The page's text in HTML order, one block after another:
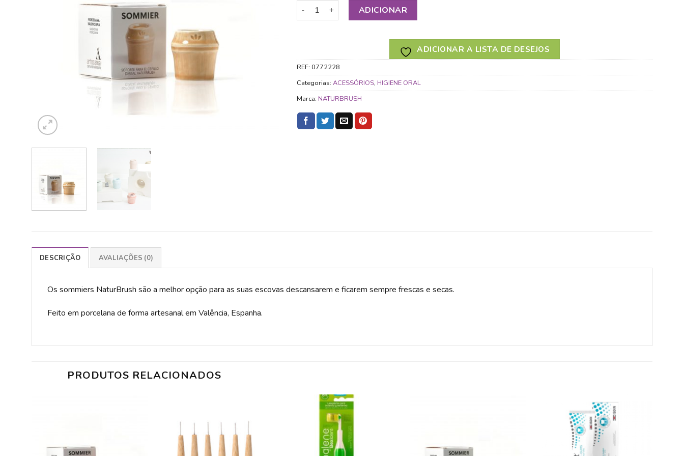
Quantidade de SOMMIER PARA ESCOVA NUDE
ADICIONAR
ADICIONAR A LISTA DE DESEJOS
REF: 0772228
Categorias: ACESSÓRIOS, HIGIENE ORAL
Marca: NATURBRUSH
DESCRIÇÃO AVALIAÇÕES (0)
Os sommiers NaturBrush são a melhor opção para as suas escovas descansarem e ficarem sempre frescas e secas.
Feito em porcelana de forma artesanal em Valência, Espanha.
PRODUTOS RELACIONADOS
ADICIONAR
A LISTA DE
ADICIONAR
A LISTA DE
A LISTA DE